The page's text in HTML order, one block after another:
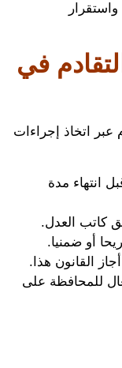
في
إجراءات
مدة
العدل.
ضمنيا.
هذا.
على